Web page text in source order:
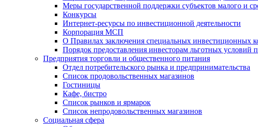
Меры государственной поддержки субъектов малого и
Конкурсы
Интернет-ресурсы по инвестиционной деятельности
Корпорация МСП
О Правилах заключения специальных инвестиционных
Порядок предоставления инвесторам льготных
Предприятия торговли и общественного питания
Отдел потребительского рынка и предпринимательства
Список продовольственных магазинов
Гостиницы
Кафе, бистро
Cписок рынков и ярмарок
Список непродовольственных магазинов
Социальная сфера